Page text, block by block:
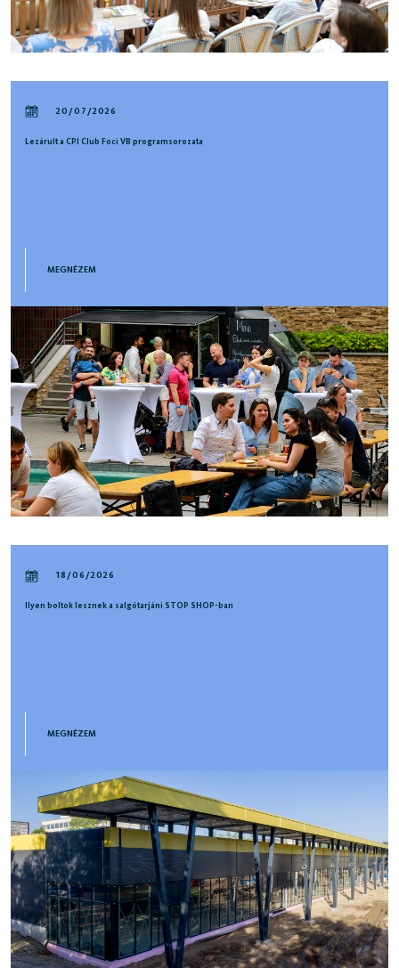
20/07/2026
Lezárult a CPI Club Foci VB programsorozata
MEGNÉZEM
18/06/2026
Ilyen boltok lesznek a salgótarjáni STOP SHOP-ban
MEGNÉZEM